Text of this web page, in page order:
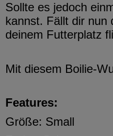
Sollte es jedoch
kannst. Fällt dir nun
deinem Futterplatz
Mit diesem Boilie-
Features:
Größe: Small